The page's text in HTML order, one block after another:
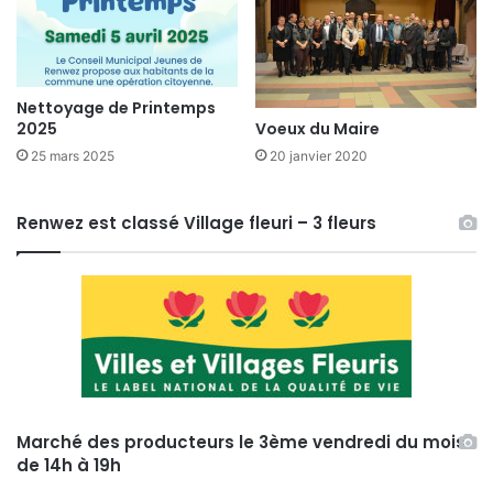
Nettoyage de Printemps
2025
25 mars 2025
Voeux du Maire
20 janvier 2020
Renwez est classé Village fleuri – 3 fleurs
Marché des producteurs le 3ème vendredi du mois
de 14h à 19h